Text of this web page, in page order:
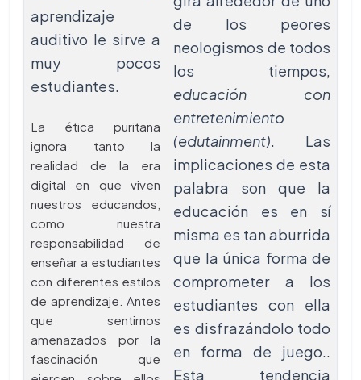
aprendizaje
auditivo le sirve a
muy pocos
estudiantes.
La ética puritana
ignora tanto la
realidad de la era
digital en que viven
nuestros educandos,
como nuestra
responsabilidad de
enseñar a estudiantes
con diferentes estilos
de aprendizaje. Antes
que sentirnos
amenazados por la
fascinación que
de los peores
neologismos de todos
los tiempos,
educación con
entretenimiento
(edutainment). Las
implicaciones de esta
palabra son que la
educación es en sí
misma es tan aburrida
que la única forma de
comprometer a los
estudiantes con ella
es disfrazándolo todo
en forma de juego..
Esta tendencia